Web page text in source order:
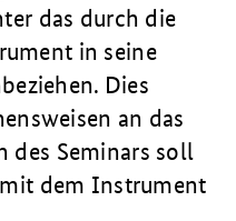
das durch die
in seine
Dies
an das
des Seminars soll
dem Instrument